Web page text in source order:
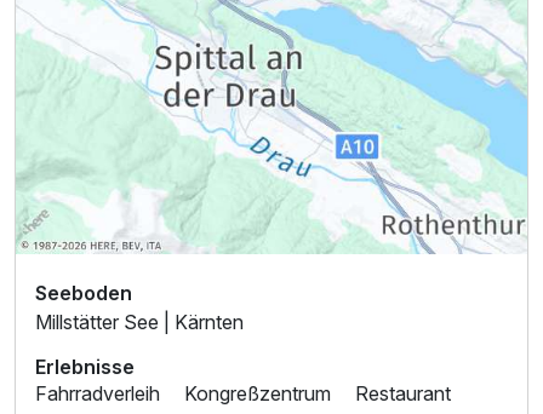
Doppelzimmer Privilege
Seeboden
Millstätter See | Kärnten
Erlebnisse
Fahrradverleih
Kongreßzentrum
Restaurant